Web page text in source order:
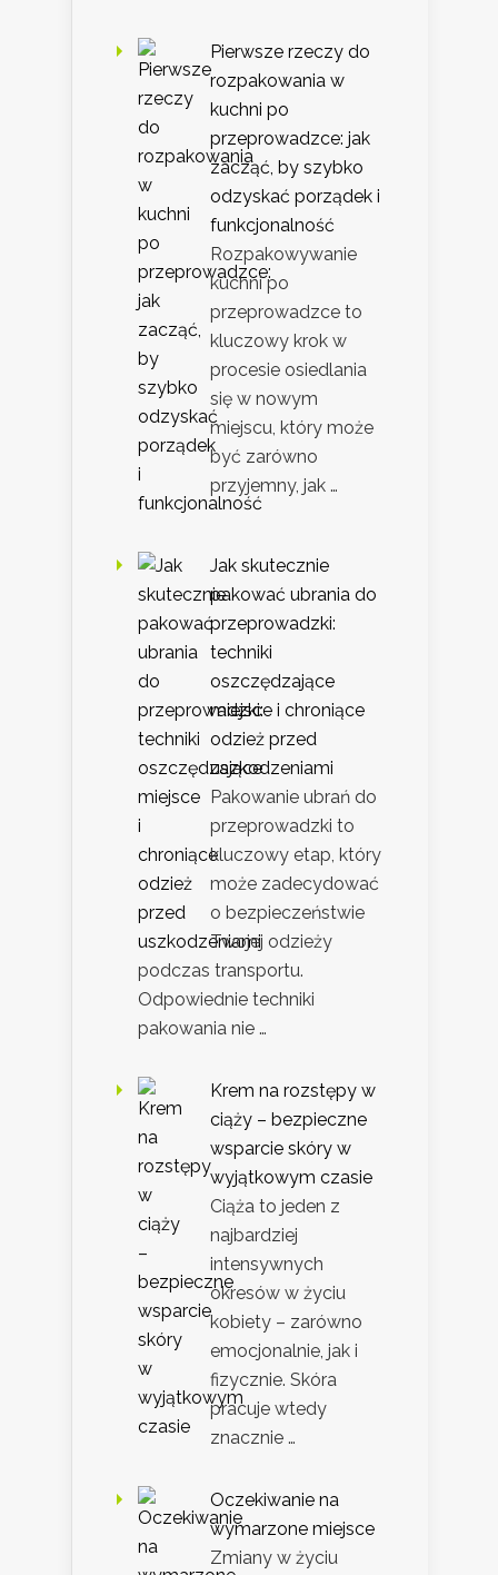
Pierwsze rzeczy do
rozpakowania w
kuchni po
przeprowadzce: jak
zacząć, by szybko
odzyskać porządek i
funkcjonalność
Rozpakowywanie
kuchni po
przeprowadzce to
kluczowy krok w
procesie osiedlania
się w nowym
miejscu, który może
być zarówno
przyjemny, jak …
Jak skutecznie
pakować ubrania do
przeprowadzki:
techniki
oszczędzające
miejsce i chroniące
odzież przed
uszkodzeniami
Pakowanie ubrań do
przeprowadzki to
kluczowy etap, który
może zadecydować
o bezpieczeństwie
Twojej odzieży
podczas transportu.
Odpowiednie techniki
pakowania nie …
Krem na rozstępy w
ciąży – bezpieczne
wsparcie skóry w
wyjątkowym czasie
Ciąża to jeden z
najbardziej
intensywnych
okresów w życiu
kobiety – zarówno
emocjonalnie, jak i
fizycznie. Skóra
pracuje wtedy
znacznie …
Oczekiwanie na
wymarzone miejsce
Zmiany w życiu